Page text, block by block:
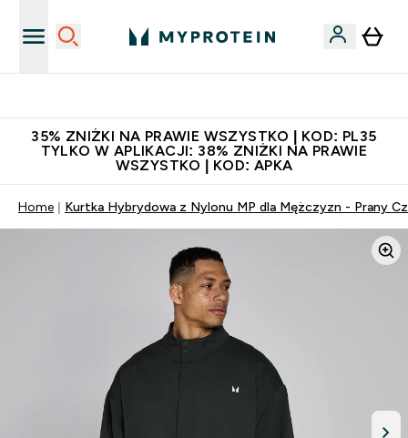
35% ZNIŻKI NA PRAWIE WSZYSTKO | KOD: PL35
TYLKO W APLIKACJI: 38% ZNIŻKI NA PRAWIE
WSZYSTKO | KOD: APKA
Home Kurtka Hybrydowa z Nylonu MP dla Mężczyzn - Prany